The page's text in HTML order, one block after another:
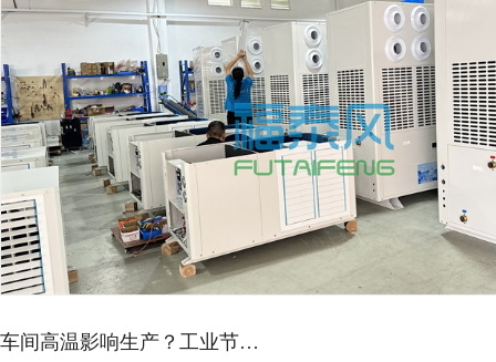
车间高温影响生产？工业节…